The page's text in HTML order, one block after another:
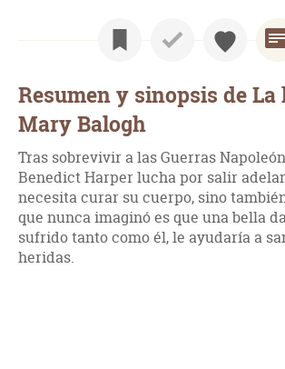
Resumen y sinopsis de La
Mary Balogh
Tras sobrevivir a las Guerras
Benedict Harper lucha por salir
necesita curar su cuerpo, sino
que nunca imaginó es que una bella
sufrido tanto como él, le ayudaría a
heridas.